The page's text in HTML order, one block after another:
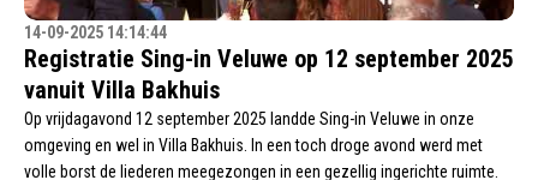
14-09-2025 14:14:44
Registratie Sing-in Veluwe op 12 september 2025
vanuit Villa Bakhuis
Op vrijdagavond 12 september 2025 landde Sing-in Veluwe in onze
omgeving en wel in Villa Bakhuis. In een toch droge avond werd met
volle borst de liederen meegezongen in een gezellig ingerichte ruimte.